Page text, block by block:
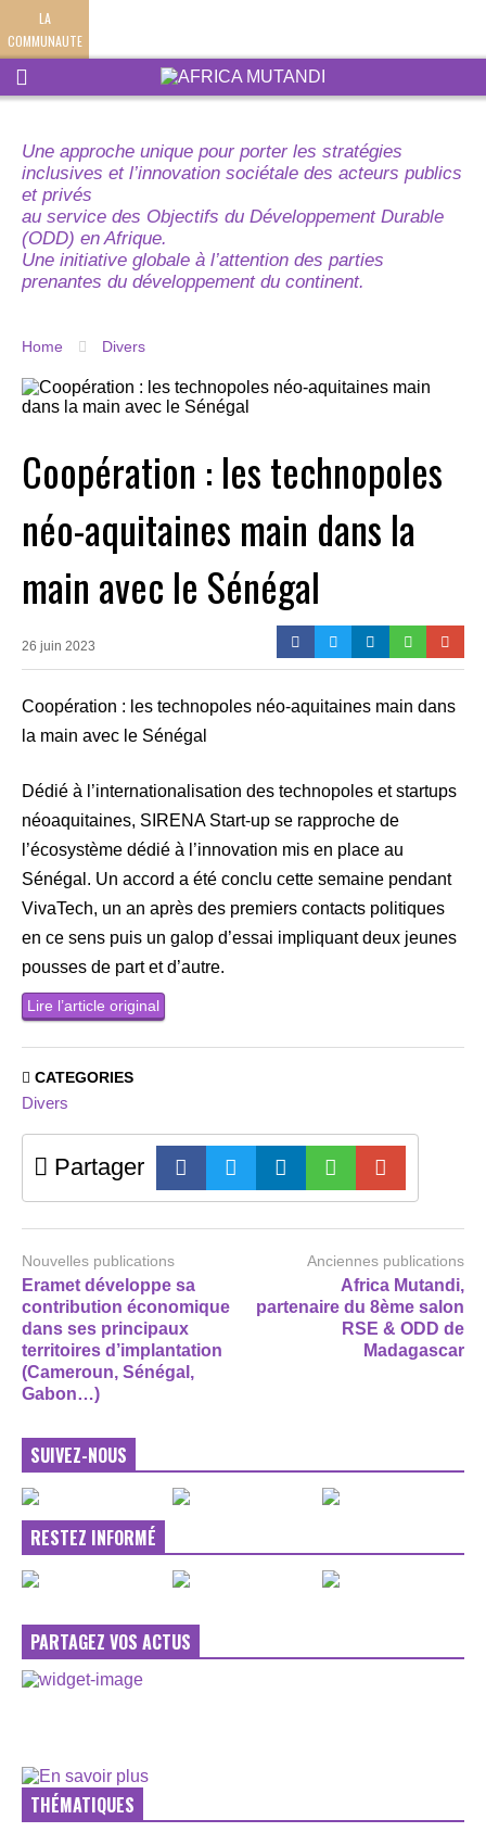
LA
COMMUNAUTE
Une approche unique pour porter les stratégies
inclusives et l’innovation sociétale des acteurs publics
et privés
au service des Objectifs du Développement Durable
(ODD) en Afrique.
Une initiative globale à l’attention des parties
prenantes du développement du continent.
Home Divers
Coopération : les technopoles
néo-aquitaines main dans la
main avec le Sénégal
26 juin 2023
Coopération : les technopoles néo-aquitaines main dans
la main avec le Sénégal
Dédié à l’internationalisation des technopoles et startups
néoaquitaines, SIRENA Start-up se rapproche de
l’écosystème dédié à l’innovation mis en place au
Sénégal. Un accord a été conclu cette semaine pendant
VivaTech, un an après des premiers contacts politiques
en ce sens puis un galop d’essai impliquant deux jeunes
pousses de part et d’autre.
Lire l’article original
CATEGORIES
Divers
Partager
Nouvelles publications
Eramet développe sa
contribution économique
dans ses principaux
territoires d’implantation
(Cameroun, Sénégal,
Gabon…)
Anciennes publications
Africa Mutandi,
partenaire du 8ème salon
RSE & ODD de
Madagascar
SUIVEZ-NOUS
RESTEZ INFORMÉ
PARTAGEZ VOS ACTUS
THÉMATIQUES